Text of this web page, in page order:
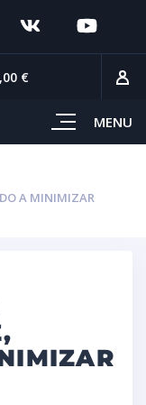
MENU
€
A MINIMIZAR